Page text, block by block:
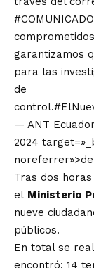
#COMUNICADO
garantizamos
para las
de
control.
— ANT Ecuador
2024
noreferrer»>
Tras dos
el Ministerio
nueve
públicos.
En total se
encontró: 14